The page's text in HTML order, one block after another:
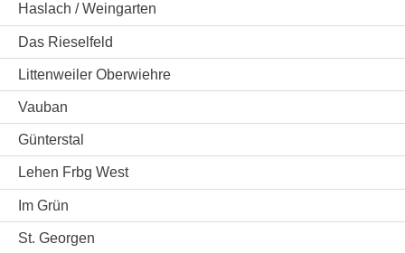
Haslach / Weingarten
Das Rieselfeld
Littenweiler Oberwiehre
Vauban
Günterstal
Lehen Frbg West
Im Grün
St. Georgen